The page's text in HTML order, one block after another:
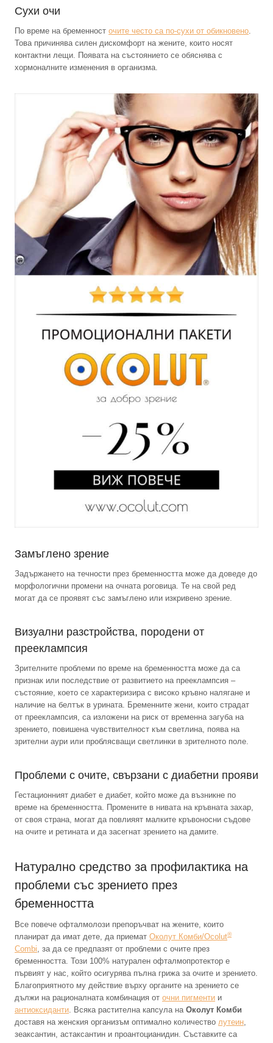
Сухи очи
По време на бременност очите често са по-сухи от обикновено.
Това причинява силен дискомфорт на жените, които носят
контактни лещи. Появата на състоянието се обяснява с
хормоналните изменения в организма.
Замъглено зрение
Задържането на течности през бременността може да доведе до
морфологични промени на очната роговица. Те на свой ред
могат да се проявят със замъглено или изкривено зрение.
Визуални разстройства, породени от
прееклампсия
Зрителните проблеми по време на бременността може да са
признак или последствие от развитието на прееклампсия –
състояние, което се характеризира с високо кръвно налягане и
наличие на белтък в урината. Бременните жени, които страдат
от прееклампсия, са изложени на риск от временна загуба на
зрението, повишена чувствителност към светлина, поява на
зрителни аури или проблясващи светлинки в зрителното поле.
Проблеми с очите, свързани с диабетни прояви
Гестационният диабет е диабет, който може да възникне по
време на бременността. Промените в нивата на кръвната захар,
от своя страна, могат да повлияят малките кръвоносни съдове
на очите и ретината и да засегнат зрението на дамите.
Натурално средство за профилактика на
проблеми със зрението през
бременността
Все повече офталмолози препоръчват на жените, които
планират да имат дете, да приемат Околут Комби/Ocolut®
Combi , за да се предпазят от проблеми с очите през
бременността. Този 100% натурален офталмопротектор е
първият у нас, който осигурява пълна грижа за очите и зрението.
Благоприятното му действие върху органите на зрението се
дължи на рационалната комбинация от очни пигменти и
антиоксиданти . Всяка растителна капсула на Околут Комби
доставя на женския организъм оптимално количество лутеин
зеаксантин, астаксантин и проантоцианидин. Съставките са